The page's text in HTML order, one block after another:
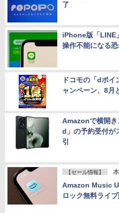
了
iPhone版「LINE
操作不能になる
ドコモの「dポイ
ャンペーン、8月
Amazonで横開
d」の予約受付が
引
【セール情報】
Amazon Music
ロック無料ライ